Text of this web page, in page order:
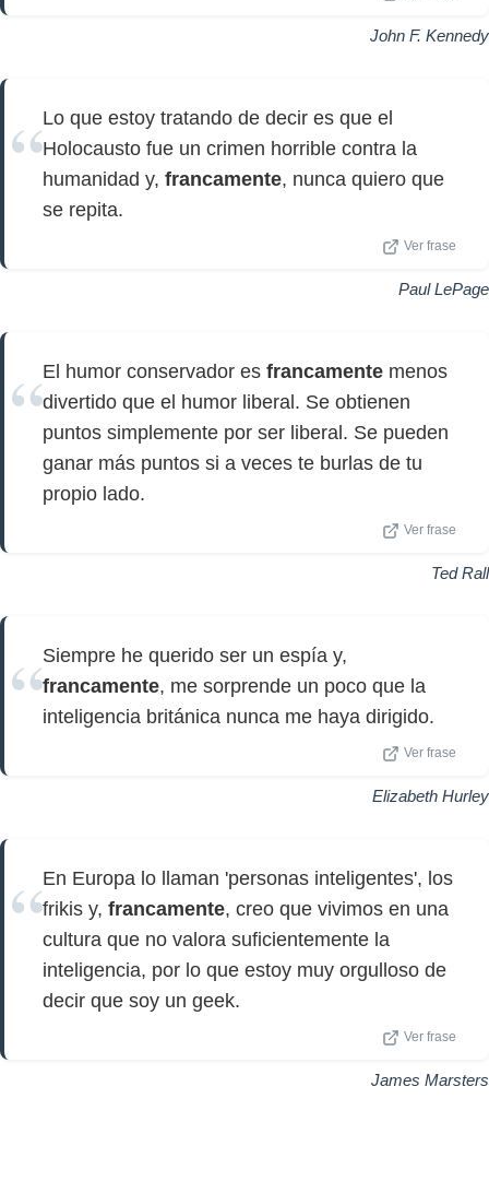
John F. Kennedy
Lo que estoy tratando de decir es que el
Holocausto fue un crimen horrible contra la
humanidad y, francamente, nunca quiero que
se repita.
Ver frase
Paul LePage
El humor conservador es francamente menos
divertido que el humor liberal. Se obtienen
puntos simplemente por ser liberal. Se pueden
ganar más puntos si a veces te burlas de tu
propio lado.
Ver frase
Ted Rall
Siempre he querido ser un espía y,
francamente, me sorprende un poco que la
inteligencia británica nunca me haya dirigido.
Ver frase
Elizabeth Hurley
En Europa lo llaman 'personas inteligentes', los
frikis y, francamente, creo que vivimos en una
cultura que no valora suficientemente la
inteligencia, por lo que estoy muy orgulloso de
decir que soy un geek.
Ver frase
James Marsters